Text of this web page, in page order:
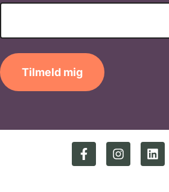
Tilmeld mig